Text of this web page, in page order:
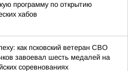
программу по открытию
хабов
как псковский ветеран СВО
завоевал шесть медалей на
соревнованиях